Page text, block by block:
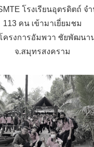
โรงเรียนอุตรดิตถ์ จ
113 คน เข้ามาเยี่ยมชม
ครงการอัมพวา ชัยพัฒนา
จ.สมุทรสงคราม